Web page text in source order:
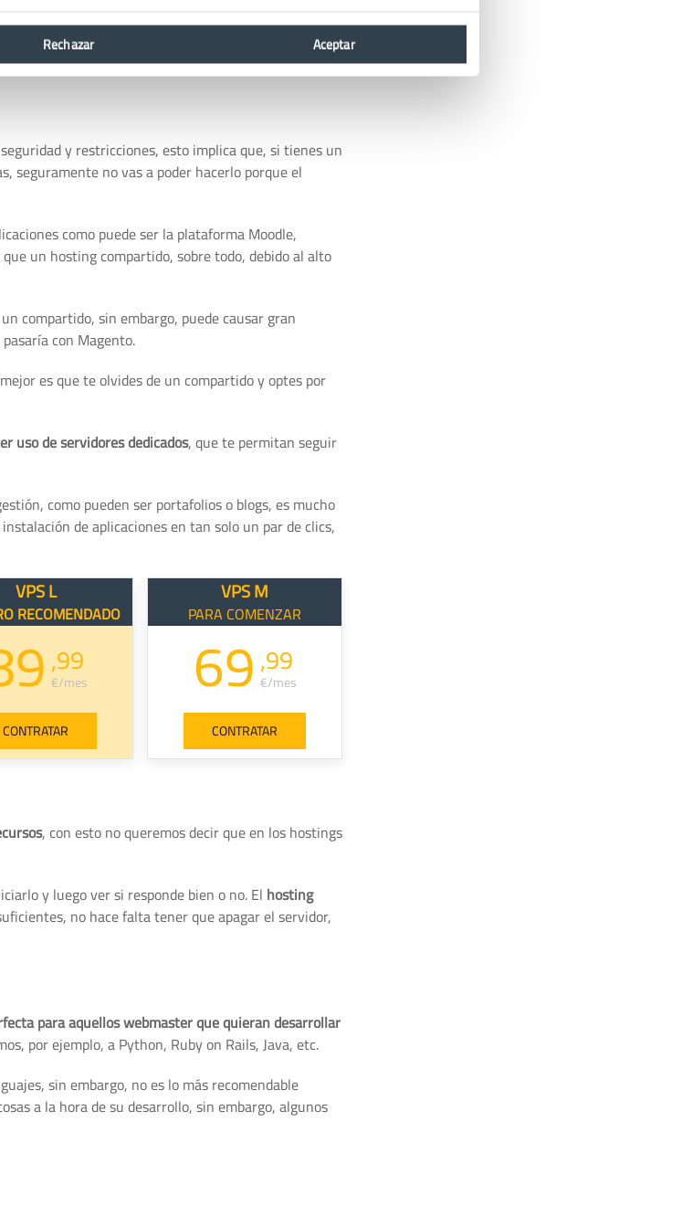
más económico que un hosting dedicadoy
bien el alojamiento compartido, sin embargo, no
en cuanto a lo que un cliente quiera poner o instalar
y restricciones, esto implica que, si tienes un
seguramente no vas a poder hacerlo porque el
como puede ser la plataformaMoodle,
un hosting compartido, sobre todo, debido al alto
compartido, sin embargo, puede causar gran
con Magento.
es que te olvides de un compartido y optes por
uso de servidores dedicados, que te permitan seguir
como pueden ser portafolios o blogs, es mucho
de aplicaciones en tan solo un par de clics,
VPS L
RECOMENDADO
,99
€/mes
CONTRATAR
VPS M
PARA COMENZAR
69,99
€/mes
CONTRATAR
, con esto no queremos decir que en los hostings
y luego ver si responde bien o no. El hosting
no hace falta tener que apagar el servidor,
para aquellos webmaster que quieran desarrollar
por ejemplo, a Python, Ruby on Rails, Java, etc.
sin embargo, no es lo más recomendable
a la hora de su desarrollo, sin embargo, algunos
Rechazar Aceptar